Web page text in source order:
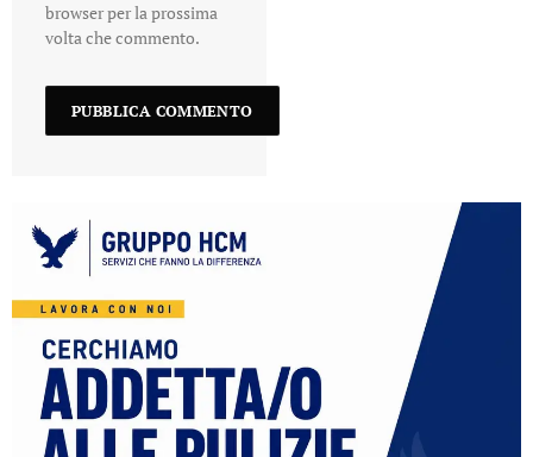
browser per la prossima
volta che commento.